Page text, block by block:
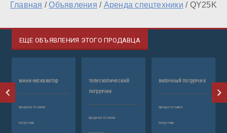
Главная / Объявления / Аренда спецтехники / QY25K
ЕЩЕ ОБЪЯВЛЕНИЯ ЭТОГО ПРОДАВЦА
мини-экскаватор
продажа техники
погрузчик
телескопический
погрузчик
продажа техники
вилочный погрузчик
аренда техники
погрузчик